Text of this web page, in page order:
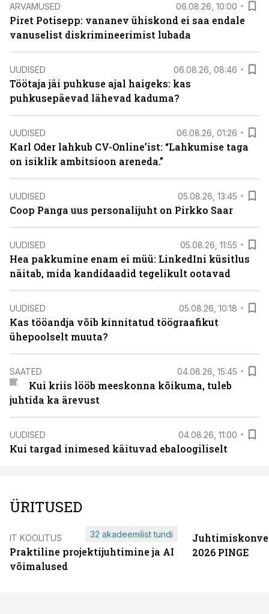
ARVAMUSED 06.08.26, 10:00
Piret Potisepp: vananev ühiskond ei saa endale
vanuselist diskrimineerimist lubada
UUDISED 06.08.26, 08:46
Töötaja jäi puhkuse ajal haigeks: kas
puhkusepäevad lähevad kaduma?
UUDISED 06.08.26, 01:26
Karl Oder lahkub CV-Online’ist: “Lahkumise taga
on isiklik ambitsioon areneda.”
UUDISED 05.08.26, 13:45
Coop Panga uus personalijuht on Pirkko Saar
UUDISED 05.08.26, 11:55
Hea pakkumine enam ei müü: LinkedIni küsitlus
näitab, mida kandidaadid tegelikult ootavad
UUDISED 05.08.26, 10:18
Kas tööandja võib kinnitatud töögraafikut
ühepoolselt muuta?
SAATED 04.08.26, 15:45
Kui kriis lööb meeskonna kõikuma, tuleb
juhtida ka ärevust
UUDISED 04.08.26, 11:00
Kui targad inimesed käituvad ebaloogiliselt
ÜRITUSED
IT KOOLITUS
Praktiline projektijuhtimine ja AI
võimalused
32 akadeemilist tundi
2026 PINGE